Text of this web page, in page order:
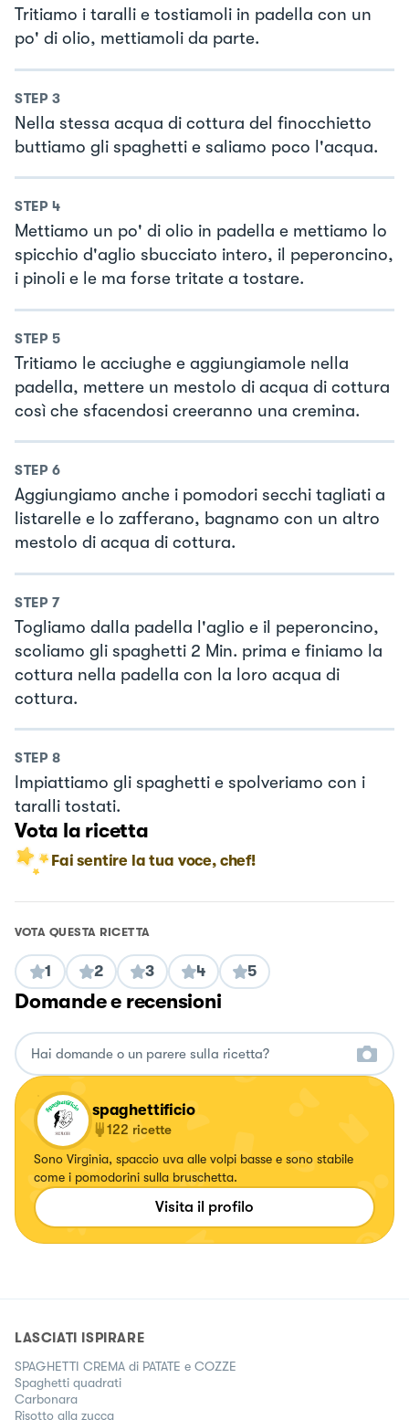
Tritiamo i taralli e tostiamoli in padella con un
po' di olio, mettiamoli da parte.
STEP 3
Nella stessa acqua di cottura del finocchietto
buttiamo gli spaghetti e saliamo poco l'acqua.
STEP 4
Mettiamo un po' di olio in padella e mettiamo lo
spicchio d'aglio sbucciato intero, il peperoncino,
i pinoli e le ma forse tritate a tostare.
STEP 5
Tritiamo le acciughe e aggiungiamole nella
padella, mettere un mestolo di acqua di cottura
così che sfacendosi creeranno una cremina.
STEP 6
Aggiungiamo anche i pomodori secchi tagliati a
listarelle e lo zafferano, bagnamo con un altro
mestolo di acqua di cottura.
STEP 7
Togliamo dalla padella l'aglio e il peperoncino,
scoliamo gli spaghetti 2 Min. prima e finiamo la
cottura nella padella con la loro acqua di
cottura.
STEP 8
Impiattiamo gli spaghetti e spolveriamo con i
taralli tostati.
Vota la ricetta
Fai sentire la tua voce, chef!
VOTA QUESTA RICETTA
1 2 3 4 5
Domande e recensioni
spaghettificio
122 ricette
Sono Virginia, spaccio uva alle volpi basse e sono stabile
come i pomodorini sulla bruschetta.
Visita il profilo
LASCIATI ISPIRARE
SPAGHETTI CREMA di PATATE e COZZE
Spaghetti quadrati
Carbonara
Risotto alla zucca